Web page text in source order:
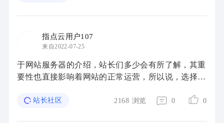
指点云用户107
来自2022-07-25
于网站服务器的介绍，站长们多少会有所了解，其重
要性也直接影响着网站的正常运营，所以说，选择服
器托管商家，我们该如何选择域名注册、网站空 ...
站长社区 2168 浏览 0 0